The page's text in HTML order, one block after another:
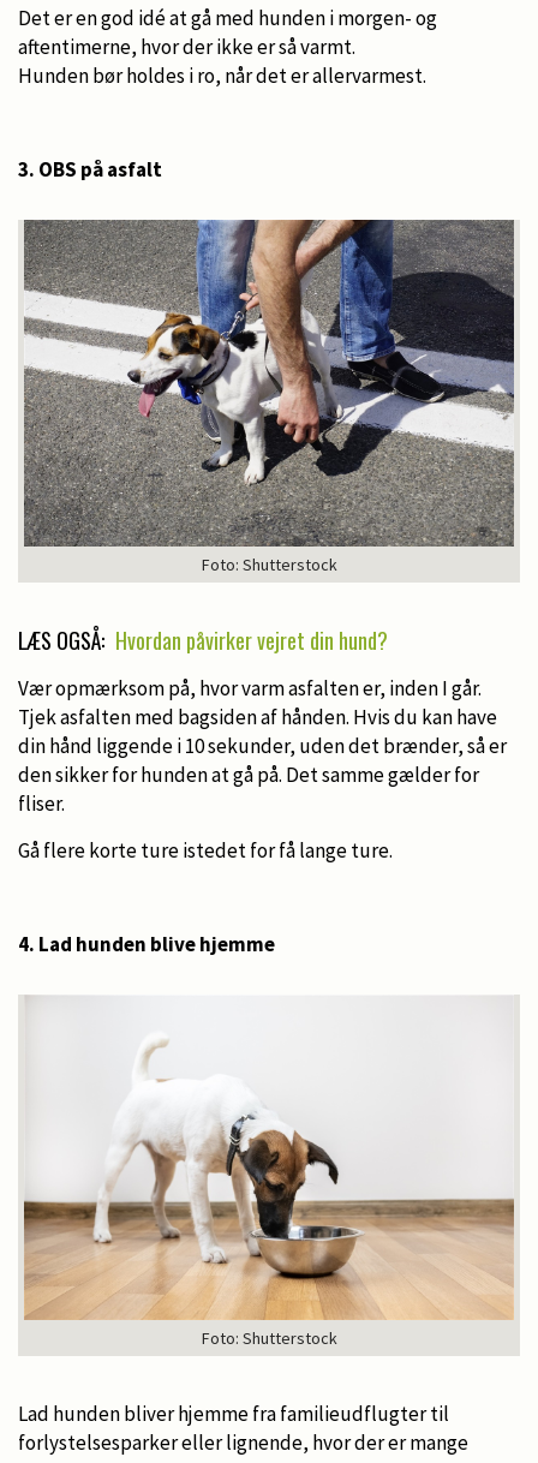
Det er en god idé at gå med hunden i morgen- og
aftentimerne, hvor der ikke er så varmt.
Hunden bør holdes i ro, når det er allervarmest.
3. OBS på asfalt
Foto: Shutterstock
LÆS OGSÅ: Hvordan påvirker vejret din hund?
Vær opmærksom på, hvor varm asfalten er, inden I går.
Tjek asfalten med bagsiden af hånden. Hvis du kan have
din hånd liggende i 10 sekunder, uden det brænder, så er
den sikker for hunden at gå på. Det samme gælder for
fliser.
Gå flere korte ture istedet for få lange ture.
4. Lad hunden blive hjemme
Foto: Shutterstock
Lad hunden bliver hjemme fra familieudflugter til
forlystelsesparker eller lignende, hvor der er mange